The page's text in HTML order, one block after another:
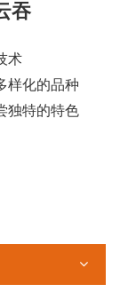
吞
术
样化的品种
独特的特色